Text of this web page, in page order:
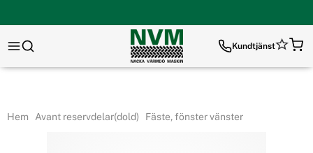
Kundtjänst
Hem Avant reservdelar(dold) Fäste, fönster vänster